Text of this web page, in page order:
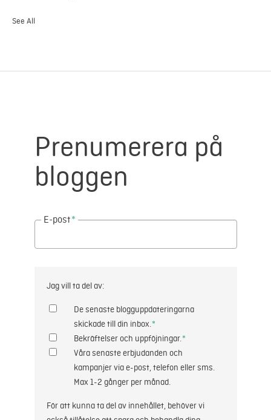
See All
Prenumerera på
bloggen
E-post*
Jag vill ta del av:
De senaste blogguppdateringarna
skickade till din inbox.*
Bekräftelser och uppföjningar.*
Våra senaste erbjudanden och
kampanjer via e-post, telefon eller sms.
Max 1-2 gånger per månad.
För att kunna ta del av innehållet, behöver vi